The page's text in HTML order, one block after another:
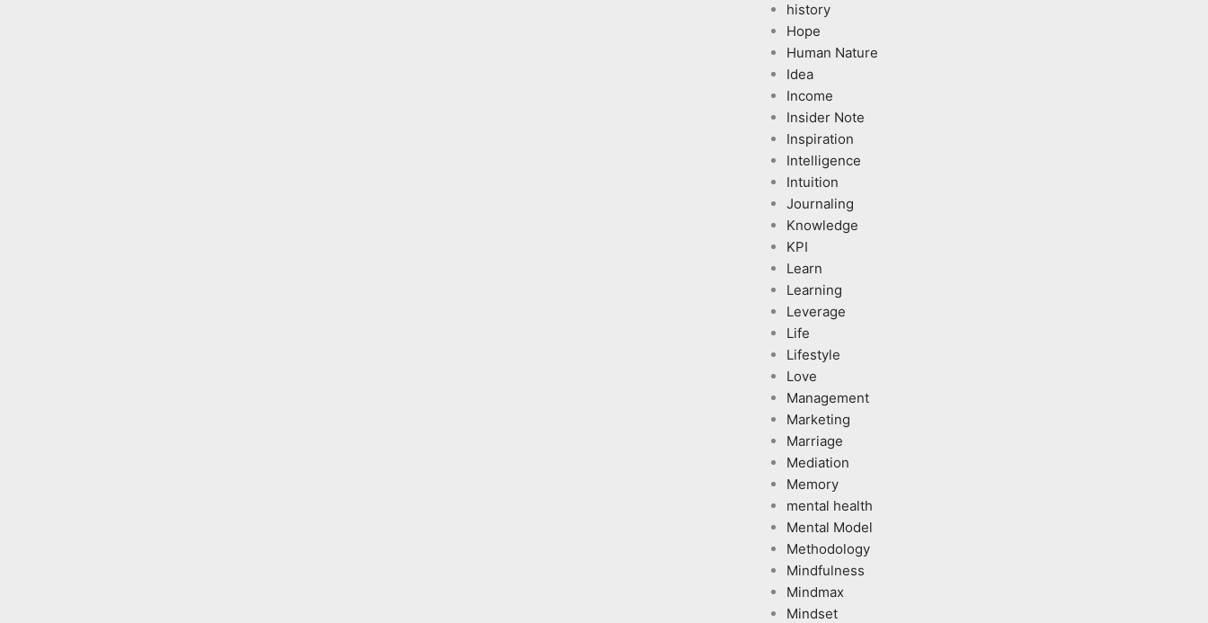
history
Hope
Human Nature
Idea
Income
Insider Note
Inspiration
Intelligence
Intuition
Journaling
Knowledge
KPI
Learn
Learning
Leverage
Life
Lifestyle
Love
Management
Marketing
Marriage
Mediation
Memory
mental health
Mental Model
Methodology
Mindfulness
Mindmax
Mindset